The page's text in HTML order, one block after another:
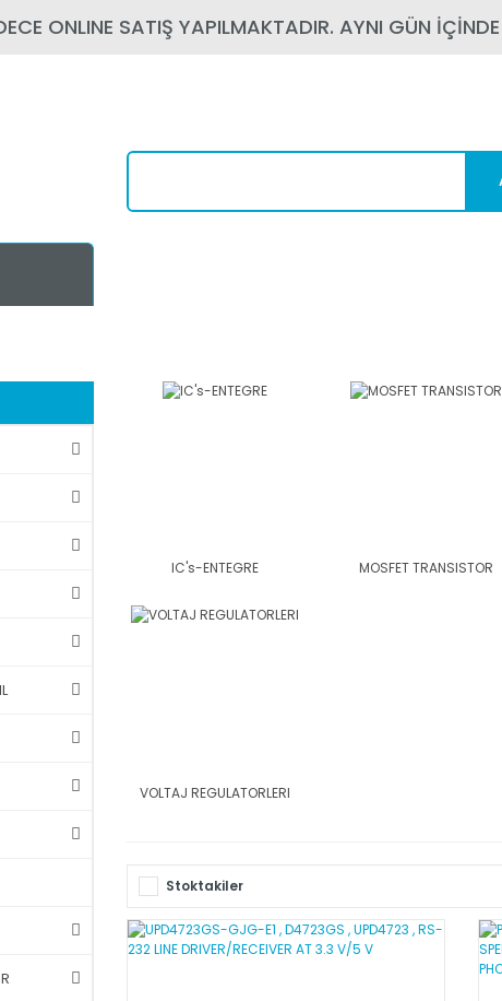
ONLINE SATIŞ YAPILMAKTADIR. AYNI GÜN
IC's-ENTEGRE MOSFET TRANSISTOR
VOLTAJ REGULATORLERI
Stoktakiler